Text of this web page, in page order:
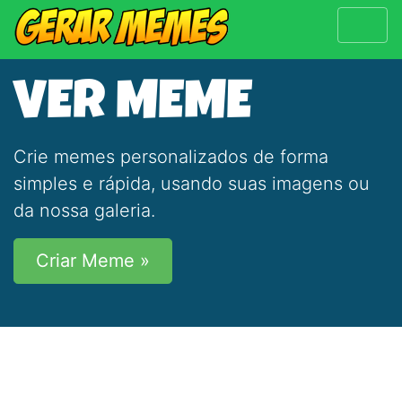
VER MEME
Crie memes personalizados de forma
simples e rápida, usando suas imagens ou
da nossa galeria.
Criar Meme »